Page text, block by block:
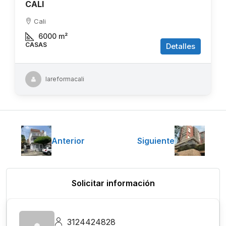
CALI
Cali
6000 m²
CASAS Detalles
lareformacali
Anterior Siguiente
Solicitar información
3124424828